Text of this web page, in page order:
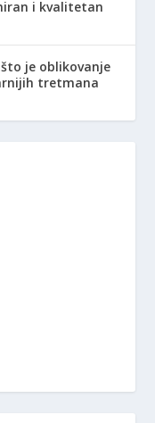
i kvalitetan
je oblikovanje
tretmana